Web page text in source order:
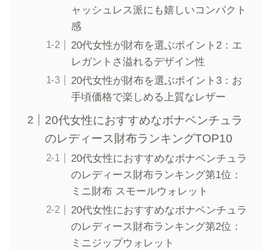
ャッシュレス派にも嬉しいコンパクト
感
20代女性が財布を選ぶポイント2：エ
レガントさ溢れるデザイン性
20代女性が財布を選ぶポイント3：お
手頃価格で楽しめる上質なレザー
20代女性におすすめなボナベンチュラ
のレディース財布ランキングTOP10
20代女性におすすめなボナベンチュラ
のレディース財布ランキング第1位：
ミニ財布 スモールウォレット
20代女性におすすめなボナベンチュラ
のレディース財布ランキング第2位：
ミニジップウォレット